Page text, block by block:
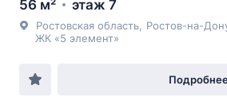
56 м² этаж 7
Ростовская область Ростов-на-
ЖК «5 элемент»